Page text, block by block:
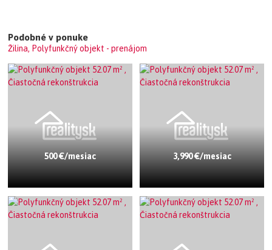
Podobné v ponuke
Žilina, Polyfunkčný objekt - prenájom
500 €/mesiac 3,990 €/mesiac